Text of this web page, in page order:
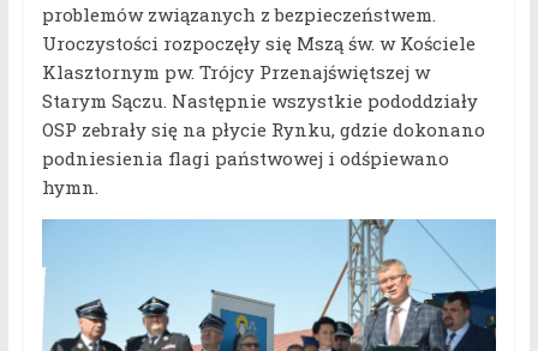
problemów związanych z bezpieczeństwem.
Uroczystości rozpoczęły się Mszą św. w Kościele
Klasztornym pw. Trójcy Przenajświętszej w
Starym Sączu. Następnie wszystkie pododdziały
OSP zebrały się na płycie Rynku, gdzie dokonano
podniesienia flagi państwowej i odśpiewano
hymn.